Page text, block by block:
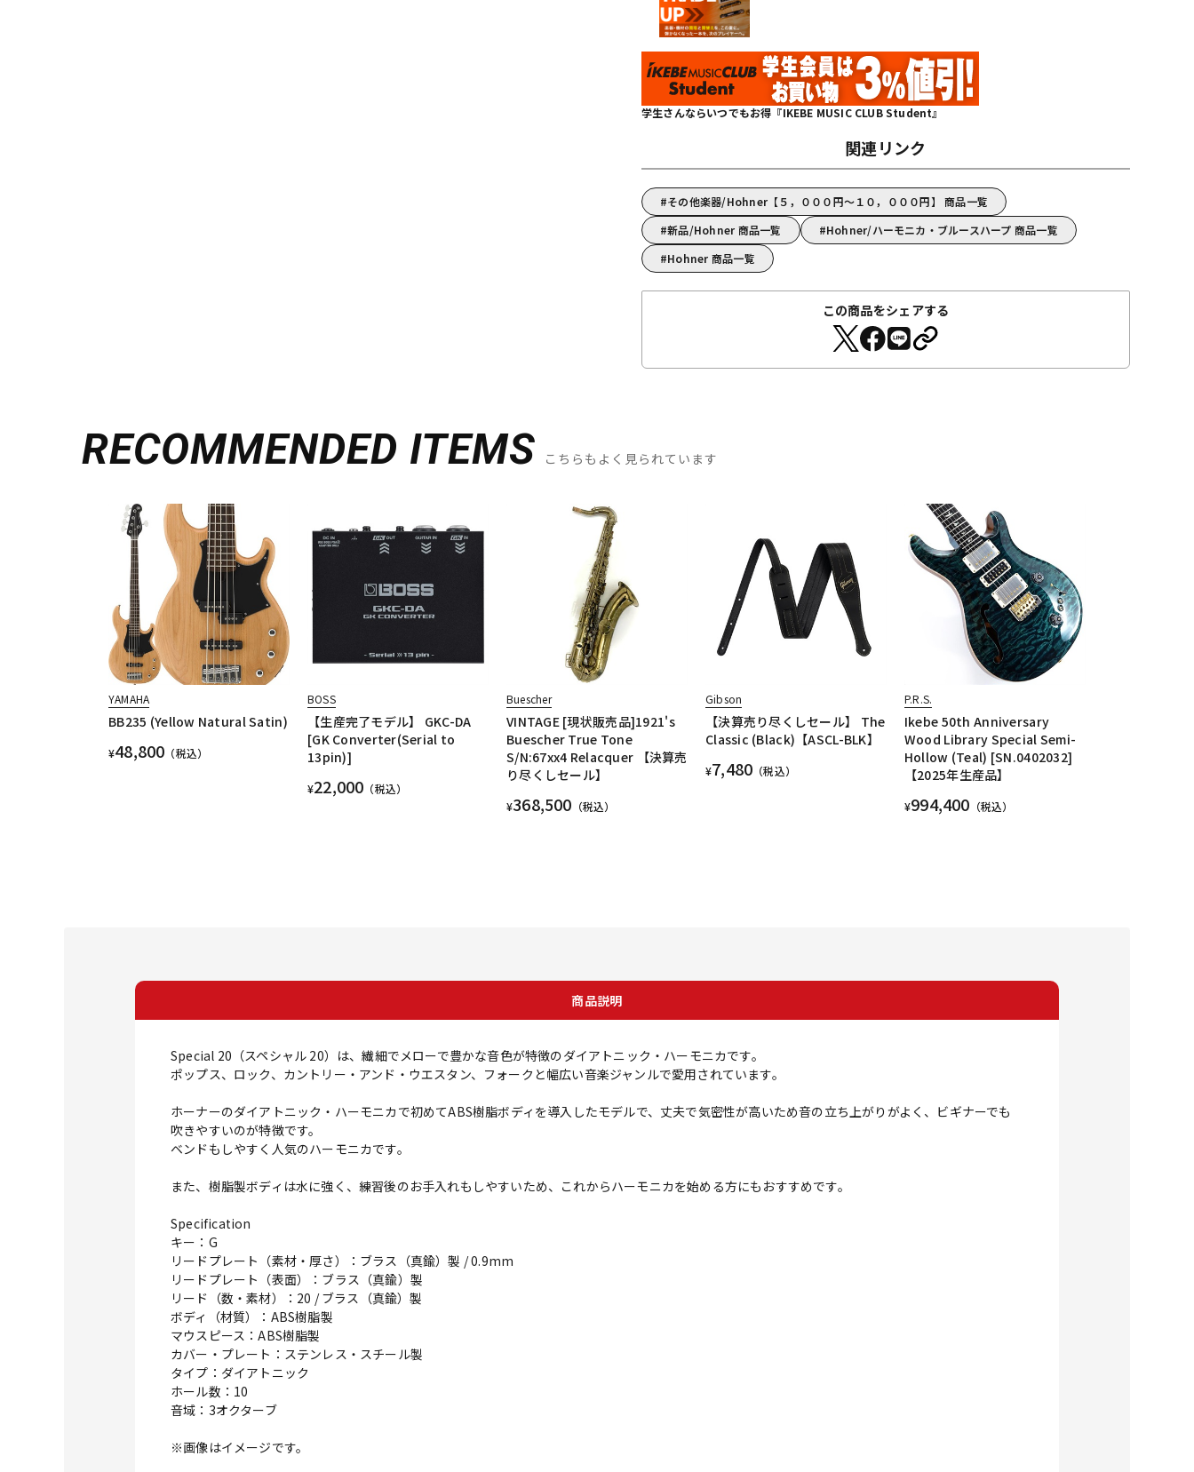
学生さんならいつでもお得『IKEBE MUSIC CLUB Student』
関連リンク
その他楽器/Hohner【５，０００円～１０，０００円】 商品一覧
新品/Hohner 商品一覧
Hohner/ハーモニカ・ブルースハープ 商品一覧
Hohner 商品一覧
この商品をシェアする
RECOMMENDED ITEMS こちらもよく見られています
YAMAHA
BB235 (Yellow Natural Satin)
¥48,800 （税込）
BOSS
【生産完了モデル】 GKC-DA
[GK Converter(Serial to
13pin)]
¥22,000 （税込）
Buescher
VINTAGE [現状販売品]1921's
Buescher True Tone
S/N:67xx4 Relacquer 【決算売
り尽くしセール】
¥368,500 （税込）
Gibson
【決算売り尽くしセール】 The
Classic (Black)【ASCL-BLK】
¥7,480 （税込）
P.R.S.
Ikebe 50th Anniversary
Wood Library Special Semi-
Hollow (Teal) [SN.0402032]
【2025年生産品】
¥994,400 （税込）
商品説明
Special 20（スペシャル 20）は、繊細でメローで豊かな音色が特徴のダイアトニック・ハーモニカです。
ポップス、ロック、カントリー・アンド・ウエスタン、フォークと幅広い音楽ジャンルで愛用されています。
ホーナーのダイアトニック・ハーモニカで初めてABS樹脂ボディを導入したモデルで、丈夫で気密性が高いため音の立ち上がりがよく、ビギナーでも
吹きやすいのが特徴です。
ベンドもしやすく人気のハーモニカです。
また、樹脂製ボディは水に強く、練習後のお手入れもしやすいため、これからハーモニカを始める方にもおすすめです。
Specification
キー：G
リードプレート（素材・厚さ）：ブラス（真鍮）製 / 0.9mm
リードプレート（表面）：ブラス（真鍮）製
リード（数・素材）：20 / ブラス（真鍮）製
ボディ（材質）：ABS樹脂製
マウスピース：ABS樹脂製
カバー・プレート：ステンレス・スチール製
タイプ：ダイアトニック
ホール数：10
音域：3オクターブ
※画像はイメージです。